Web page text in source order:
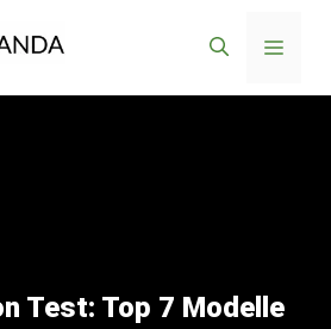
Menü
Test: Top 7 Modelle